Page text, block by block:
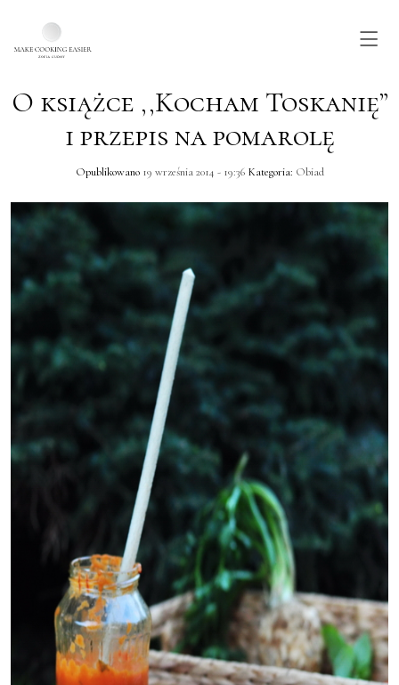
Skip to main content
O książce ,,Kocham Toskanię”
i przepis na pomarolę
Opublikowano 19 września 2014 - 19:36Kategoria: Obiad